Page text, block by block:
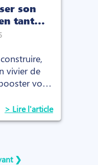
son
tant
2025 ?
vivier de
votre
> Lire l'article
❯